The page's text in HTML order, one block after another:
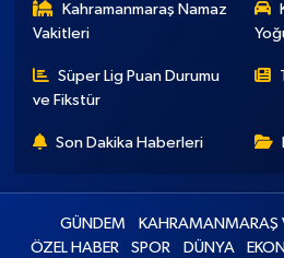
Kahramanmaraş Namaz
Vakitleri
Süper Lig Puan Durumu
ve Fikstür
Son Dakika Haberleri
GÜNDEM KAHRAMANMARAŞ
ÖZEL HABER
SPOR DÜNYA